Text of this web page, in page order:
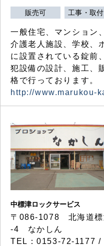
販売可 工事・取
一般住宅、マンション
介護老人施設、学校、
に設置されている錠前
犯設備の設計、施工、
格で行っております。
http://www.marukou-
中標津ロックサービス
〒086-1078 北海道標
-4 なかしん
TEL：0153-72-1177